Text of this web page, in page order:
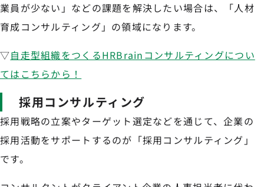
業員が少ない」などの課題を解決したい場合は、「人材
育成コンサルティング」の領域になります。
▽自走型組織をつくるHRBrainコンサルティングについ
てはこちらから！
採用コンサルティング
採用戦略の立案やターゲット選定などを通じて、企業の
採用活動をサポートするのが「採用コンサルティング」
です。